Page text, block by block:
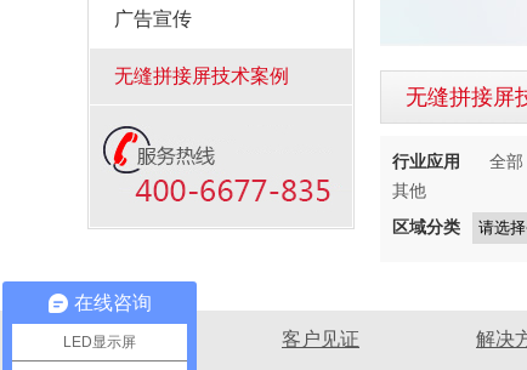
广告宣传
无缝拼接屏技术案例
无缝拼接屏
行业应用 全部
其他
区域分类
产品中心 客户见证 解决
在线咨询
LED显示屏